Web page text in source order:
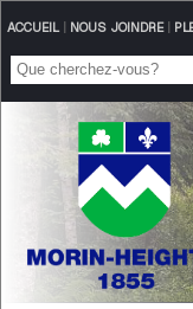
ACCUEIL| NOUS JOINDRE|